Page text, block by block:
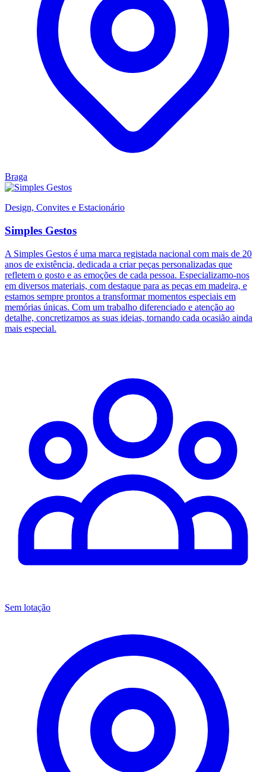
Braga
Design, Convites e Estacionário
Simples Gestos
A Simples Gestos é uma marca registada nacional com mais de 20
anos de existência, dedicada a criar peças personalizadas que
refletem o gosto e as emoções de cada pessoa. Especializamo-nos
em diversos materiais, com destaque para as peças em madeira, e
estamos sempre prontos a transformar momentos especiais em
memórias únicas. Com um trabalho diferenciado e atenção ao
detalhe, concretizamos as suas ideias, tornando cada ocasião ainda
mais especial.
Sem lotação